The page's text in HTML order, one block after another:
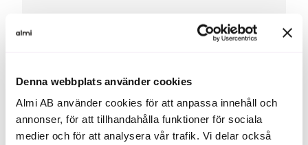
Denna webbplats använder cookies
Almi AB använder cookies för att anpassa innehåll och
annonser, för att tillhandahålla funktioner för sociala
medier och för att analysera vår trafik. Vi delar också
skulle tänka till på både roller och
kompetensbehov.